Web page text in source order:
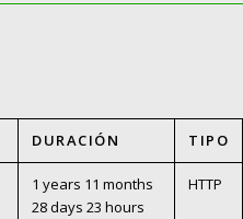
DURACIÓN TIPO
1 years 11 months
28 days 23 hours
HTTP